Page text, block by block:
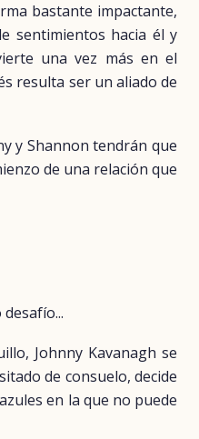
bastante impactante,
sentimientos hacia él y
una vez más en el
resulta ser un aliado de
y Shannon tendrán que
de una relación que
Johnny Kavanagh se
de consuelo, decide
en la que no puede